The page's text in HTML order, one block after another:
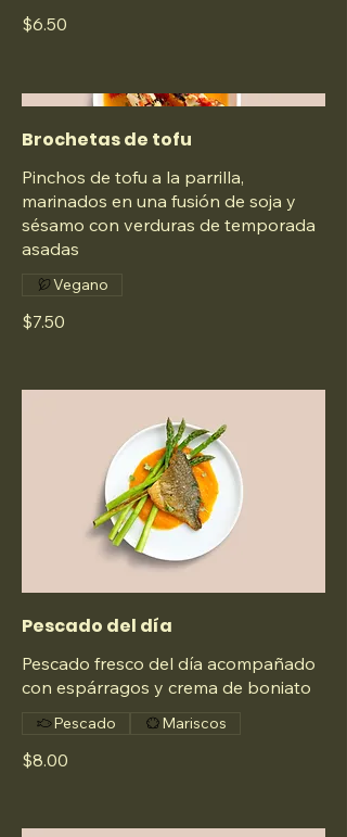
$6.50
Brochetas de tofu
Pinchos de tofu a la parrilla,
marinados en una fusión de soja y
sésamo con verduras de temporada
asadas
$7.50
Vegano
Pescado del día
Pescado fresco del día acompañado
con espárragos y crema de boniato
$8.00
Pescado Mariscos